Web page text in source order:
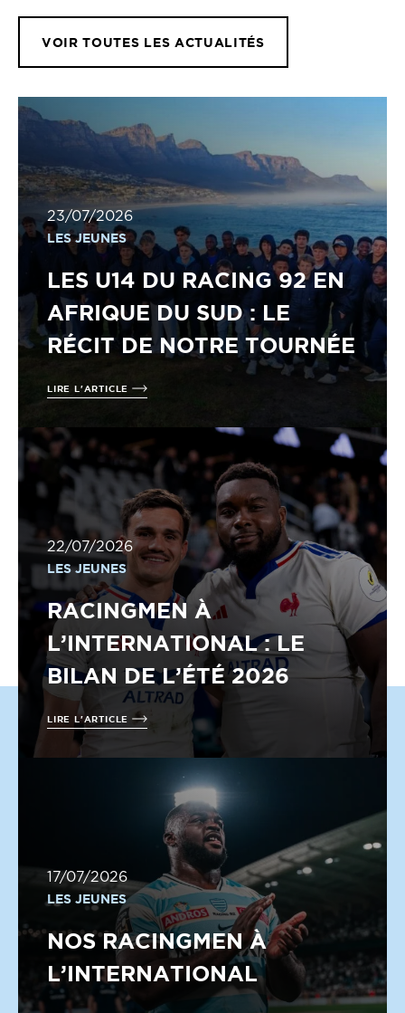
VOIR TOUTES LES ACTUALITÉS
23/07/2026
LES JEUNES
LES U14 DU RACING 92 EN
AFRIQUE DU SUD : LE
RÉCIT DE NOTRE TOURNÉE
LIRE L'ARTICLE
22/07/2026
LES JEUNES
RACINGMEN À
L’INTERNATIONAL : LE
BILAN DE L’ÉTÉ 2026
LIRE L'ARTICLE
17/07/2026
LES JEUNES
NOS RACINGMEN À
L’INTERNATIONAL